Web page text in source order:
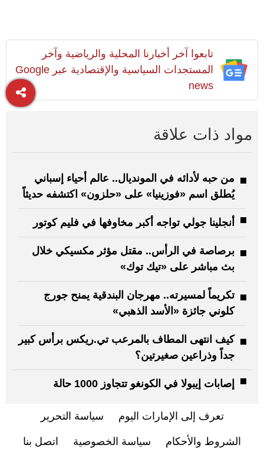
تابعوا آخر أخبارنا المحلية والرياضية وآخر
المستجدات السياسية والإقتصادية عبر Google
news
مواد ذات علاقة
من حبه لأدائه في المونديال.. عالم أحياء إسباني
يُطلق اسم «فوزينيا» على «حلزون» اكتشفه حديثاً
أنجلينا جولي تواجه أكبر مخاوفها في فليم كوتور
برصاصة في الرأس.. مقتل مؤثر مكسيكي خلال
بث مباشر على «تيك توك»
تكريماً لمسيرته.. مهرجان البندقية يمنح جورج
كلوني جائزة «الأسد الذهبي»
كيف انتهى المطاف بالمرعب تي.ريكس برأس كبير
جداً وذراعين صغيرتين؟
إصابات إيبولا في الكونغو تتجاوز 1000 حالة
تعرف إلى الإمارات اليوم سياسة التحرير
الشروط والأحكام سياسة الخصوصية اتصل بنا